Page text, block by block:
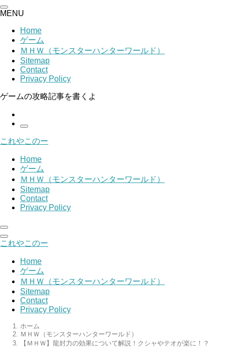
MENU
Home
ゲーム
ＭＨＷ（モンスターハンターワールド）
Sitemap
Contact
Privacy Policy
ゲームの攻略記事を書くよ
これやこのー
Home
ゲーム
ＭＨＷ（モンスターハンターワールド）
Sitemap
Contact
Privacy Policy
これやこのー
Home
ゲーム
ＭＨＷ（モンスターハンターワールド）
Sitemap
Contact
Privacy Policy
ホーム
ＭＨＷ（モンスターハンターワールド）
【ＭＨＷ】龍封力の効果について解説！クシャやテオが楽に！？